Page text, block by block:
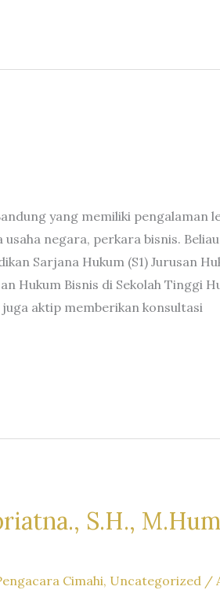
yang memiliki pengalaman
negara, perkara bisnis.
Sarjana Hukum (S1) Jurusan
Hukum Bisnis di Sekolah Tinggi
aktip memberikan konsultasi
S.H.,
Cimahi, Uncategorized/